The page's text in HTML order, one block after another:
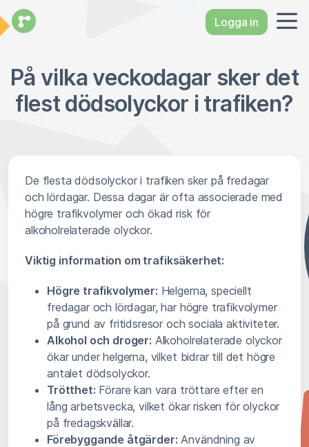
Logga in
På vilka veckodagar sker det
flest dödsolyckor i trafiken?
De flesta dödsolyckor i trafiken sker på fredagar
och lördagar. Dessa dagar är ofta associerade med
högre trafikvolymer och ökad risk för
alkoholrelaterade olyckor.
Viktig information om trafiksäkerhet:
Högre trafikvolymer: Helgerna, speciellt
fredagar och lördagar, har högre trafikvolymer
på grund av fritidsresor och sociala aktiviteter.
Alkohol och droger: Alkoholrelaterade olyckor
ökar under helgerna, vilket bidrar till det högre
antalet dödsolyckor.
Trötthet: Förare kan vara tröttare efter en
lång arbetsvecka, vilket ökar risken för olyckor
på fredagskvällar.
Förebyggande åtgärder: Användning av